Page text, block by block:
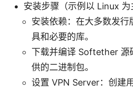
安装步骤（示例以 Linux 为
安装依赖：在大多数发行
具和必要的库。
下载并编译 Softether 源
供的二进制包。
设置 VPN Server：创建